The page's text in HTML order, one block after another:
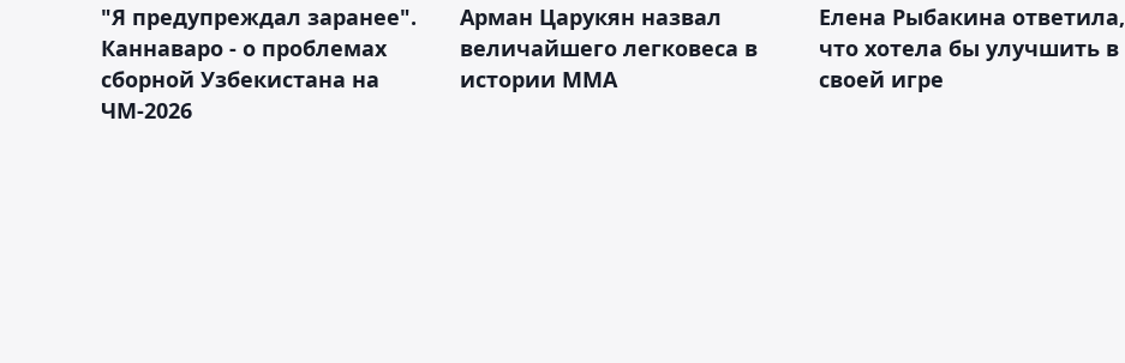
"Я предупреждал заранее".
Каннаваро - о проблемах
сборной Узбекистана на
ЧМ-2026
Арман Царукян назвал
величайшего легковеса в
истории ММА
Елена Рыбакина ответила,
что хотела бы улучшить в
своей игре